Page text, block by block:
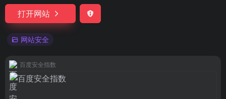
打开网站
网站安全
百度安全指数